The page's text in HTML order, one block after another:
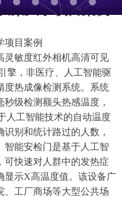
某大学项目案例
目案例
敏度红外相机高清可见
擎，非医疗、人工智能驱
度热成像检测系统。系统
级检测额头热感温度，
人工智能技术的自动温度
别和统计路过的人数，
智能安检门是基于人工智
可快速对人群中的发热症
显示X高温度值。该设备广
、工厂商场等大型公共场